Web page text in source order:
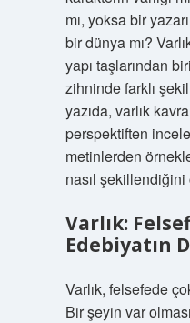
mı, yoksa bir
bir dünya mı?
yapı taşlarından
zihninde farklı
yazıda, varlık
perspektiften
metinlerden
nasıl
Varlık:
Edebiyatın
Varlık, felsefede
Bir şeyin var